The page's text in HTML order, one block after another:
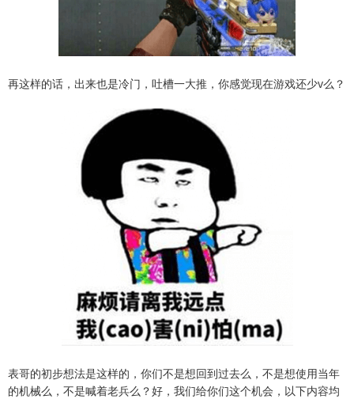
再这样的话，出来也是冷门，吐槽一大推，你感觉现在游戏还少v么？
表哥的初步想法是这样的，你们不是想回到过去么，不是想使用当年
的机械么，不是喊着老兵么？好，我们给你们这个机会，以下内容均